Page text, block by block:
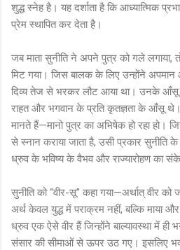
शुद्ध स्नेह है। यह दर्शाता है कि आध्यात्मिक
प्रेम स्थापित कर देता है।
जब माता सुनीति ने अपने पुत्र को गले
मिट गया। जिस बालक के लिए उन्होंने अपमान
दिव्य तेज से भरकर लौट आया था। उनके आँसू
राहत और भगवान के प्रति कृतज्ञता के आँसू
मानते हैं—मानो पुत्र का अभिषेक हो रहा हो।
से स्नान कराया जाता है, उसी प्रकार
ध्रुव के भविष्य के वैभव और राज्यारोहण का
सुनीति को “वीर-सू” कहा गया—अर्थात् वीर को
अर्थ केवल युद्ध में पराक्रम नहीं, बल्कि माया
ध्रुव एक ऐसे वीर हैं जिन्होंने बाल्यावस्था में ही
संसार की सीमाओं से ऊपर उठ गए। इसलिए भक्त